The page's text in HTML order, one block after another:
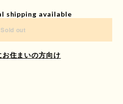
shipping available
Sold out
お住まいの方向け